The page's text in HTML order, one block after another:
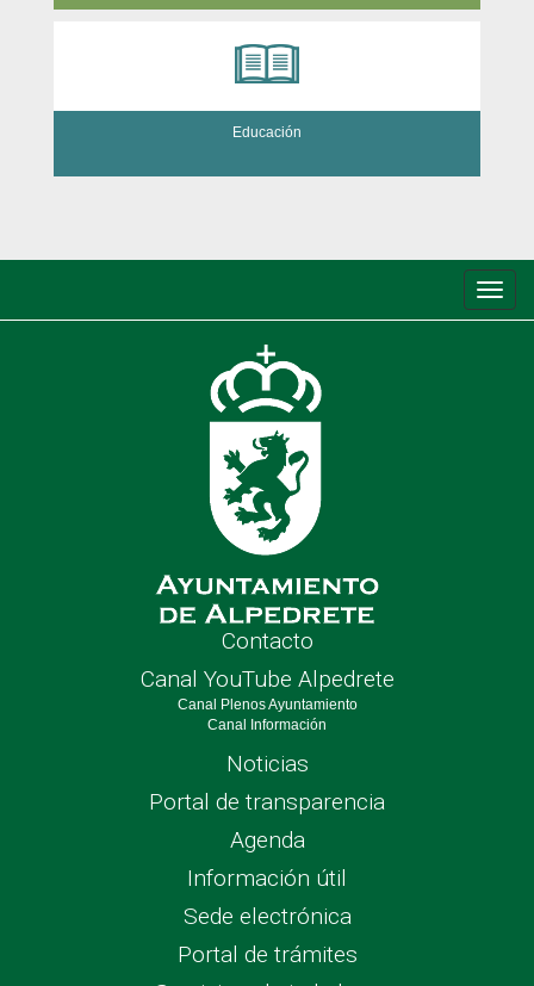
Educación
de
Contacto
Canal YouTube Alpedrete
Canal Plenos Ayuntamiento
Canal Información
Noticias
Portal de transparencia
Agenda
Información útil
Sede electrónica
Portal de trámites